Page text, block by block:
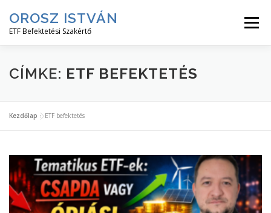
tartalomhoz
OROSZ ISTVÁN
ETF Befektetési Szakértő
Menü
KEZDJ ITT! ETF HÍREK ETF CIKKEK
ETF MESTERKURZUS
CÍMKE: ETF BEFEKTETÉS
Kezdőlap »ETF befektetés